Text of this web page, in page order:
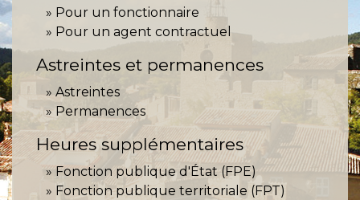
Pour un fonctionnaire
Pour un agent contractuel
Astreintes et permanences
Astreintes
Permanences
Heures supplémentaires
Fonction publique d'État (FPE)
Fonction publique territoriale (FPT)